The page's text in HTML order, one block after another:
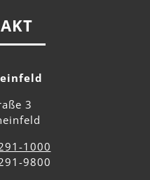
3
1000
9800